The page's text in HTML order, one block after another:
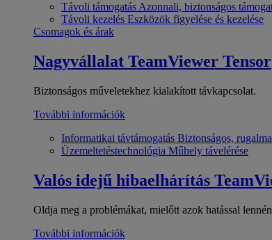
Távoli támogatás Azonnali, biztonságos
Távoli kezelés Eszközök figyelése és kezelése
Csomagok és árak
Nagyvállalat TeamViewer Tensor
Biztonságos műveletekhez kialakított távkapcsolat.
További információk
Informatikai távtámogatás Biztonságos,
Üzemeltetéstechnológia Műhely távelérése
Valós idejű hibaelhárítás
Oldja meg a problémákat, mielőtt azok hatással
További információk